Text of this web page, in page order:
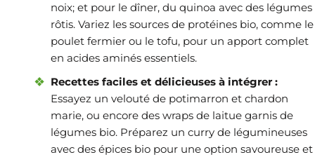
noix; et pour le dîner, du quinoa avec des légumes
rôtis. Variez les sources de protéines bio, comme le
poulet fermier ou le tofu, pour un apport complet
en acides aminés essentiels.
Recettes faciles et délicieuses à intégrer :
Essayez un velouté de potimarron et chardon
marie, ou encore des wraps de laitue garnis de
légumes bio. Préparez un curry de légumineuses
avec des épices bio pour une option savoureuse et